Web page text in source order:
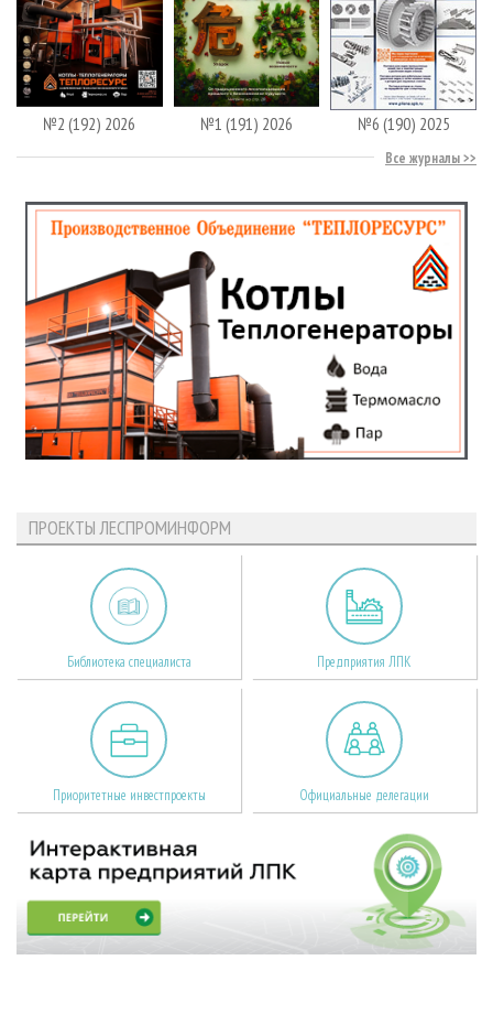
№2 (192) 2026 №1 (191) 2026 №6 (190) 2025
Все журналы
ПРОЕКТЫ ЛЕСПРОМИНФОРМ
Библиотека специалиста Предприятия ЛПК
Приоритетные инвестпроекты Официальные делегации